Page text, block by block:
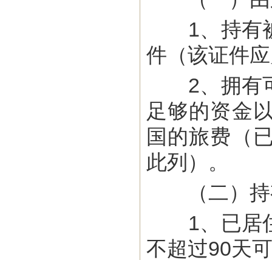
1、持有被
件（该证件
2、拥有可
足够的资金
国的旅费（
此列）。
（二）持
1、已居住
不超过90天